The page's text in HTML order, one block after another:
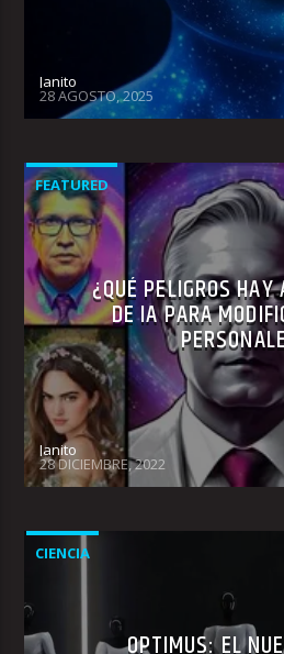
Janito
28 AGOSTO, 2025
FEATURED
¿QUÉ PELIGROS
DE IA PARA
Janito
28 DICIEMBRE, 2022
CIENCIA
OPTIMUS: EL